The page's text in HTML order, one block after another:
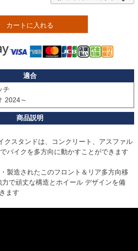
カートに入れる
適合
チ
2024～
クスタンドは、コンクリート、アスファル
バイクを多方向に動かすことができます
製造されたこのフロント＆リア多方向移
で頑丈な構造とホイール デザインを備
ます